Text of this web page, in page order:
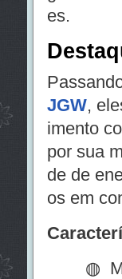
es.
JGW,
imento
por sua
de de
os em
◍